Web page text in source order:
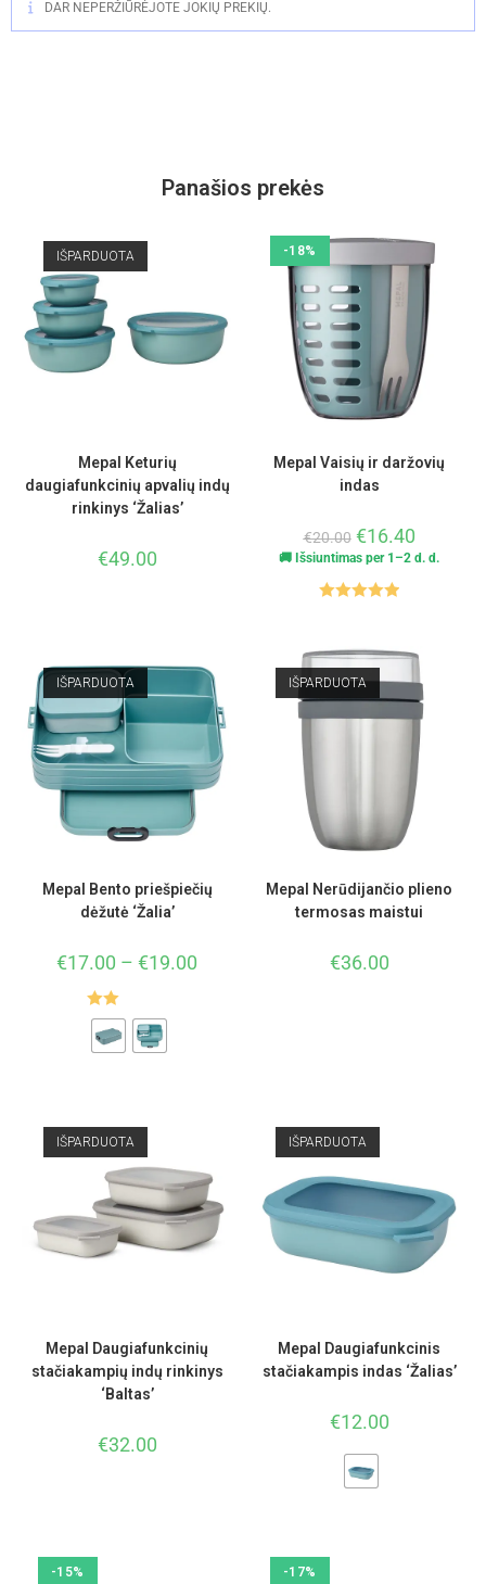
DAR NEPERŽIŪRĖJOTE JOKIŲ PREKIŲ.
Panašios prekės
IŠPARDUOTA
Mepal Keturių
daugiafunkcinių apvalių indų
rinkinys ‘Žalias’
€49.00
-18%
Mepal Vaisių ir daržovių
indas
€20.00 €16.40
🚚 Išsiuntimas per 1–2 d. d.
IŠPARDUOTA
Mepal Bento priešpiečių
dėžutė ‘Žalia’
€17.00 – €19.00
Įvert
inim
IŠPARDUOTA
Mepal Nerūdijančio plieno
termosas maistui
€36.00
IŠPARDUOTA
Mepal Daugiafunkcinių
stačiakampių indų rinkinys
‘Baltas’
€32.00
IŠPARDUOTA
Mepal Daugiafunkcinis
stačiakampis indas ‘Žalias’
€12.00
-15% -17%